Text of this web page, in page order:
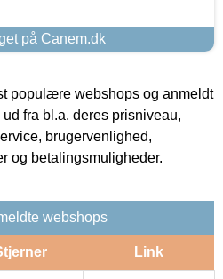
på Canem.dk
populære webshops og anmeldt
fra bl.a. deres prisniveau,
brugervenlighed,
og betalingsmuligheder.
webshops
Link